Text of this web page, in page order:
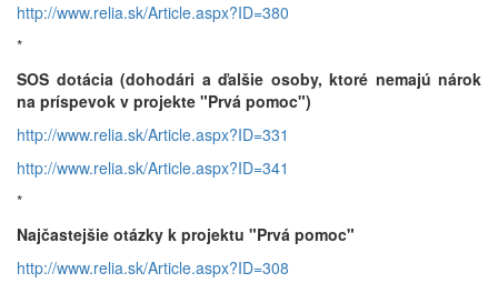
http://www.relia.sk/Article.aspx?ID=380
*
SOS dotácia (dohodári a ďalšie osoby, ktoré nemajú nárok
na príspevok v projekte "Prvá pomoc")
http://www.relia.sk/Article.aspx?ID=331
http://www.relia.sk/Article.aspx?ID=341
*
Najčastejšie otázky k projektu "Prvá pomoc"
http://www.relia.sk/Article.aspx?ID=308